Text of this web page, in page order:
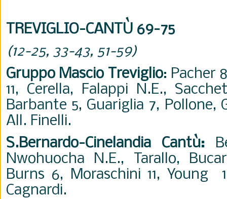
TREVIGLIO-CANTÙ 69-75
(12-25, 33-43, 51-59)
Gruppo Mascio Treviglio: Pacher
11, Cerella, Falappi N.E.,
Barbante 5, Guariglia 7, Pollone,
All. Finelli.
S.Bernardo-Cinelandia Cantù:
Nwohuocha N.E., Tarallo,
Burns 6, Moraschini 11, Young
Cagnardi.